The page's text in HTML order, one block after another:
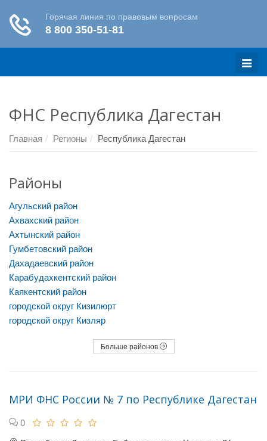
Меню
ФНС Республика Дагестан
Главная Регионы Республика Дагестан
Районы
Агульский район
Ахвахский район
Ахтынский район
Гумбетовский район
Дахадаевский район
Карабудахкентский район
Каякентский район
городской округ Кизилюрт
городской округ Кизляр
Больше районов
МРИ ФНС России № 7 по Республике Дагестан
0